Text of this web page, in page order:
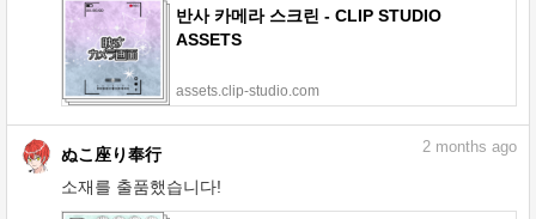
반사 카메라 스크린 - CLIP STUDIO
ASSETS
assets.clip-studio.com
ぬこ座り奉行
소재를 출품했습니다!
2 months ago